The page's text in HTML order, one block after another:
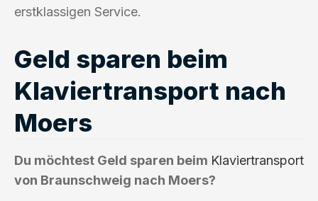
erstklassigen Service.
Geld sparen beim
Klaviertransport nach
Moers
Du möchtest Geld sparen beim Klaviertransport
von Braunschweig nach Moers?